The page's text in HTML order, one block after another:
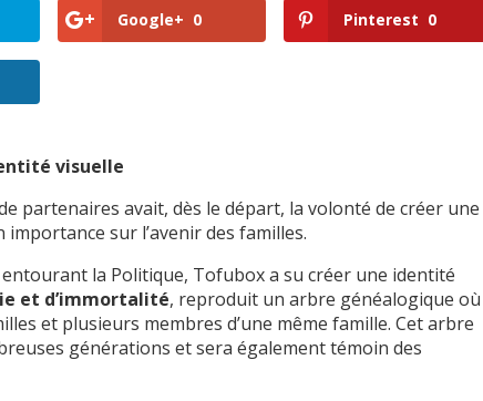
Google+ 0 Pinterest 0
visuelle
partenaires avait, dès le départ, la volonté de créer une
sur l’avenir des familles.
la Politique, Tofubox a su créer une identité
et d’immortalité, reproduit un arbre généalogique où
et plusieurs membres d’une même famille. Cet arbre
générations et sera également témoin des